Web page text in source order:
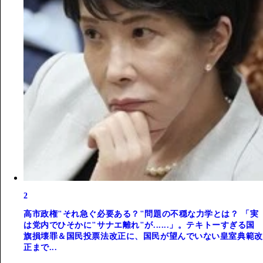
2
高市政権"それ急ぐ必要ある？"問題の不穏な力学とは？ 「実
は党内でひそかに"サナエ離れ"が......」。テキトーすぎる国
旗損壊罪＆国民投票法改正に、国民が望んでいない皇室典範改
正まで...